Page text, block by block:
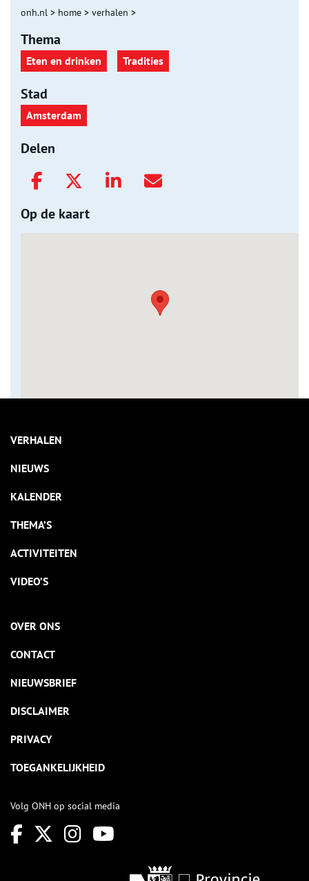
onh.nl > home > verhalen >
Thema
Eten en drinken Tradities
Stad
Amsterdam
Delen
Op de kaart
VERHALEN
NIEUWS
KALENDER
THEMA’S
ACTIVITEITEN
VIDEO’S
OVER ONS
CONTACT
NIEUWSBRIEF
DISCLAIMER
PRIVACY
TOEGANKELIJKHEID
Volg ONH op social media